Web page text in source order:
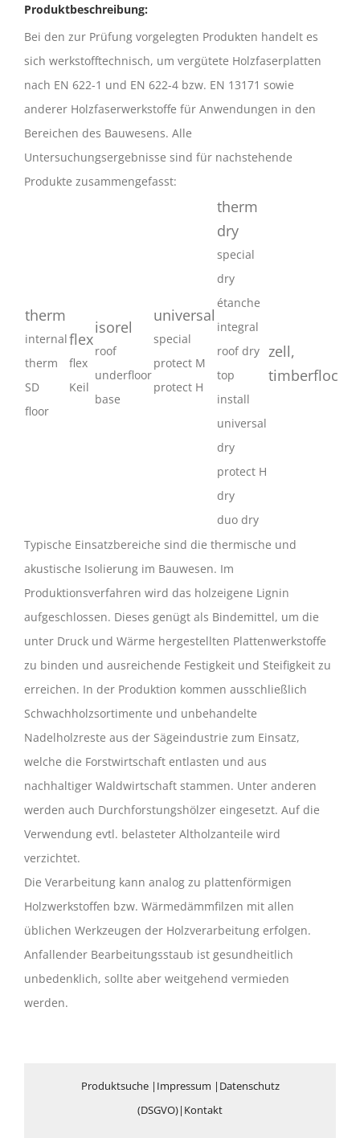
Produktbeschreibung:
Bei den zur Prüfung vorgelegten Produkten handelt es
sich werkstofftechnisch, um vergütete Holzfaserplatten
nach EN 622-1 und EN 622-4 bzw. EN 13171 sowie
anderer Holzfaserwerkstoffe für Anwendungen in den
Bereichen des Bauwesens. Alle
Untersuchungsergebnisse sind für nachstehende
Produkte zusammengefasst:
therm
internal
therm
SD
floor
flex
flex
Keil
isorel
roof
underfloor
base
universal
special
protect M
protect H
therm
dry
special
dry
étanche
integral
roof dry
top
install
universal
dry
protect H
dry
duo dry
zell,
timberfloc
Typische Einsatzbereiche sind die thermische und
akustische Isolierung im Bauwesen. Im
Produktionsverfahren wird das holzeigene Lignin
aufgeschlossen. Dieses genügt als Bindemittel, um die
unter Druck und Wärme hergestellten Plattenwerkstoffe
zu binden und ausreichende Festigkeit und Steifigkeit zu
erreichen. In der Produktion kommen ausschließlich
Schwachholzsortimente und unbehandelte
Nadelholzreste aus der Sägeindustrie zum Einsatz,
welche die Forstwirtschaft entlasten und aus
nachhaltiger Waldwirtschaft stammen. Unter anderen
werden auch Durchforstungshölzer eingesetzt. Auf die
Verwendung evtl. belasteter Altholzanteile wird
verzichtet.
Die Verarbeitung kann analog zu plattenförmigen
Holzwerkstoffen bzw. Wärmedämmfilzen mit allen
üblichen Werkzeugen der Holzverarbeitung erfolgen.
Anfallender Bearbeitungsstaub ist gesundheitlich
unbedenklich, sollte aber weitgehend vermieden
werden.
Produktsuche| Impressum | Datenschutz
(DSGVO)| Kontakt